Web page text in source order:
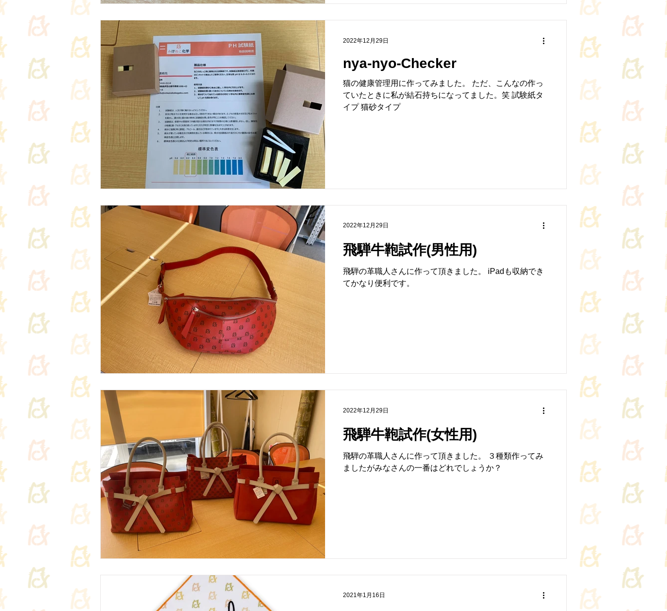
nya-nyo-Checker
猫の健康管理用に作ってみました。 ただ、こんなの作っ
ていたときに私が結石持ちになってました。笑 試験紙タ
イプ 猫砂タイプ
2022年12月29日
飛騨牛鞄試作(男性用)
飛騨の革職人さんに作って頂きました。 iPadも収納でき
てかなり便利です。
2022年12月29日
飛騨牛鞄試作(女性用)
飛騨の革職人さんに作って頂きました。 ３種類作ってみ
ましたがみなさんの一番はどれでしょうか？
2022年12月29日
2021年1月16日